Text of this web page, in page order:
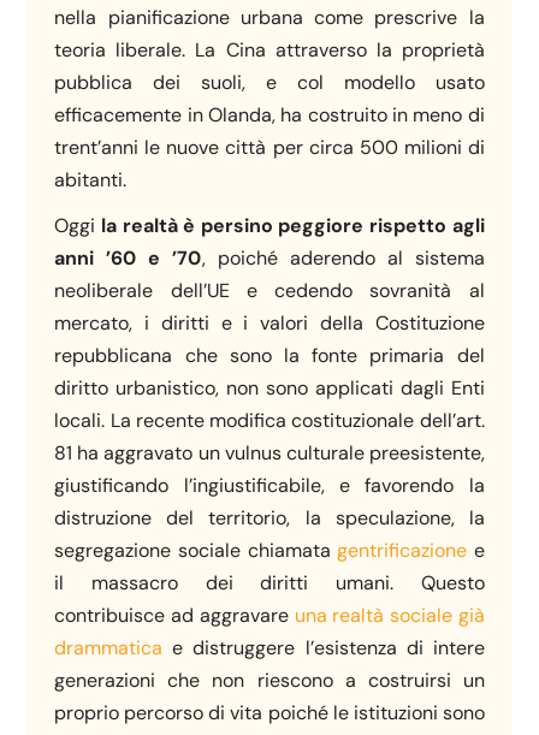
nella pianificazione urbana come prescrive la
teoria liberale. La Cina attraverso la proprietà
pubblica dei suoli, e col modello usato
efficacemente in Olanda, ha costruito in meno di
trent’anni le nuove città per circa 500 milioni di
abitanti.
Oggi la realtà è persino peggiore rispetto agli
anni ’60 e ’70, poiché aderendo al sistema
neoliberale dell’UE e cedendo sovranità al
mercato, i diritti e i valori della Costituzione
repubblicana che sono la fonte primaria del
diritto urbanistico, non sono applicati dagli Enti
locali. La recente modifica costituzionale dell’art.
81 ha aggravato un vulnus culturale preesistente,
giustificando l’ingiustificabile, e favorendo la
distruzione del territorio, la speculazione, la
segregazione sociale chiamatagentrificazione e
il massacro dei diritti umani. Questo
contribuisce ad aggravare una realtà sociale già
drammatica e distruggere l’esistenza di intere
generazioni che non riescono a costruirsi un
proprio percorso di vita poiché le istituzioni sono